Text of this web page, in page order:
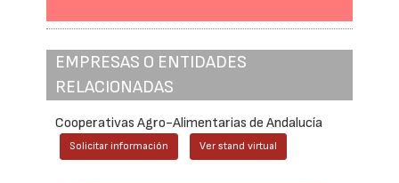
EMPRESAS O ENTIDADES
RELACIONADAS
Cooperativas Agro-Alimentarias de Andalucía
Solicitar información Ver stand virtual